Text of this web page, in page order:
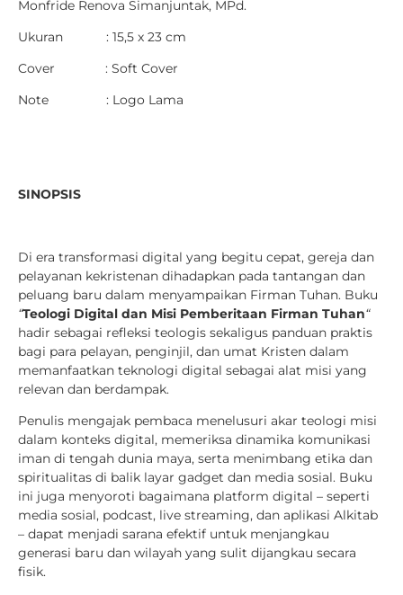
Monfride Renova Simanjuntak, MPd.
Ukuran : 15,5 x 23 cm
Cover : Soft Cover
Note : Logo Lama
SINOPSIS
Di era transformasi digital yang begitu cepat, gereja dan
pelayanan kekristenan dihadapkan pada tantangan dan
peluang baru dalam menyampaikan Firman Tuhan. Buku
“Teologi Digital dan Misi Pemberitaan Firman Tuhan“
hadir sebagai refleksi teologis sekaligus panduan praktis
bagi para pelayan, penginjil, dan umat Kristen dalam
memanfaatkan teknologi digital sebagai alat misi yang
relevan dan berdampak.
Penulis mengajak pembaca menelusuri akar teologi misi
dalam konteks digital, memeriksa dinamika komunikasi
iman di tengah dunia maya, serta menimbang etika dan
spiritualitas di balik layar gadget dan media sosial. Buku
ini juga menyoroti bagaimana platform digital – seperti
media sosial, podcast, live streaming, dan aplikasi Alkitab
– dapat menjadi sarana efektif untuk menjangkau
generasi baru dan wilayah yang sulit dijangkau secara
fisik.